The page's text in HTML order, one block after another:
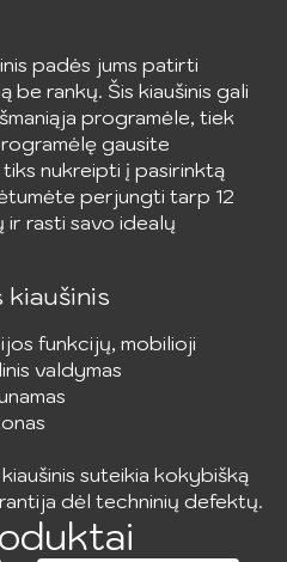
padės jums patirti
be rankų. Šis kiaušinis gali
programėle, tiek
gausite
tiks nukreipti į pasirinktą
perjungti tarp 12
rasti savo idealų
funkcijų, mobilioji
valdymas
suteikia kokybišką
dėl techninių defektų.